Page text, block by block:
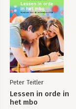
Basisboek Revit
2026
Bekijk alle boeken
Peter Teitler
Lessen in orde in
het mbo